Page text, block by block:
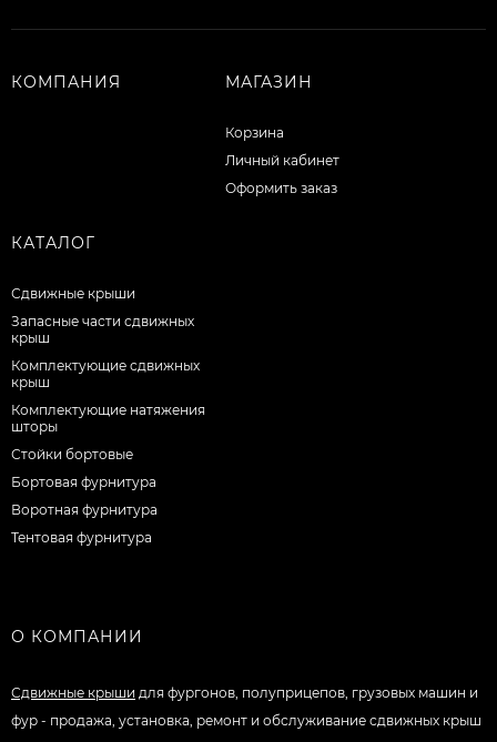
КОМПАНИЯ МАГАЗИН
Корзина
Личный кабинет
Оформить заказ
КАТАЛОГ
Сдвижные крыши
Запасные части сдвижных
крыш
Комплектующие сдвижных
крыш
Комплектующие натяжения
шторы
Стойки бортовые
Бортовая фурнитура
Воротная фурнитура
Тентовая фурнитура
О КОМПАНИИ
Сдвижные крыши для фургонов, полуприцепов, грузовых машин и
фур - продажа, установка, ремонт и обслуживание сдвижных крыш